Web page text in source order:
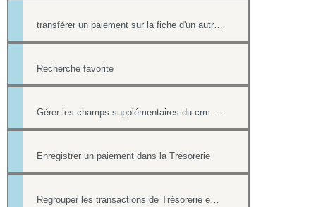
Recherche favorite
Enregistrer un paiement dans la Trésorerie